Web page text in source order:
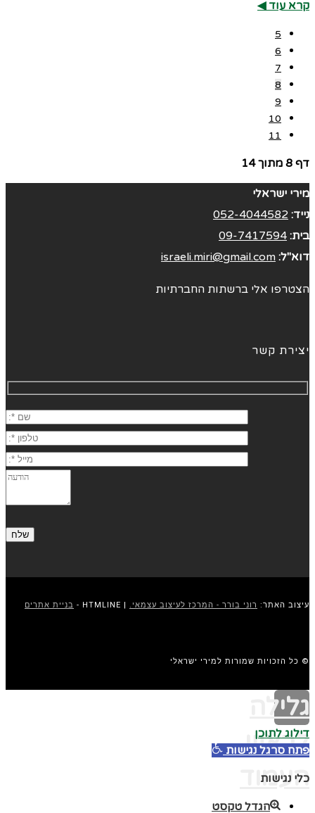
קרא עוד ◀︎
5
6
7
8
9
10
11
דף 8 מתוך 14
מירי ישראלי
נייד: 052-4044582
בית: 09-7417594
דוא"ל: israeli.miri@gmail.com
הצטרפו אלי ברשתות החברתיות
יצירת קשר
עיצוב האתר: רוני בורר - המרכז לעיצוב עצמאי. | HTMLINE - בניית אתרים
© כל הזכויות שמורות למירי ישראלי
גלילה
לראש
העמוד
דילוג לתוכן
פתח סרגל נגישות
כלי נגישות
הגדל טקסט